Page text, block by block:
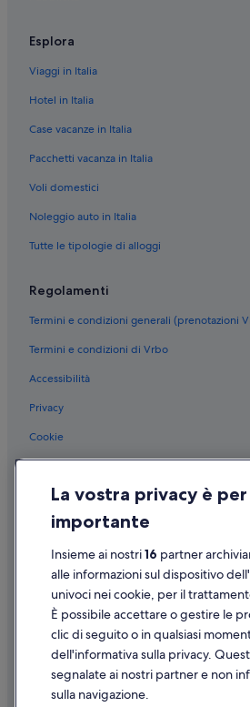
Esplora
Viaggi in Italia
Hotel in Italia
Case vacanze in Italia
Pacchetti vacanza in Italia
Voli domestici
Noleggio auto in Italia
Tutte le tipologie di alloggi
Regolamenti
Termini e condizioni generali (prenotazioni
Termini e condizioni di Vrbo
Accessibilità
Privacy
Cookie
Informazioni legali/Contatti
Linee guida sui contenuti e segnalazione dei
Supporto
Assistenza clienti
Contattaci
Come cancellare un volo
Come modificare la prenotazione di un hotel
La vostra privacy è
importante
Insieme ai nostri16 partner
alle informazioni sul dispositivo
univoci nei cookie, per il
È possibile accettare o gestire le
clic di seguito o in qualsiasi
dell'informativa sulla privacy.
segnalate ai nostri partner e non
sulla navigazione.